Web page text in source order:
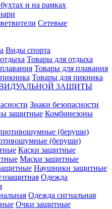
и на рамках
Сетевые
Виды спорта
Товары для отдыха
Товары для плавания
Товары для пикника
ЗАЩИТЫ
Знаки безопасности
Комбинезоны
(беруши)
Каски защитные
Маски защитные
Наушники защитные
Одежда
Одежда сигнальная
Очки защитные